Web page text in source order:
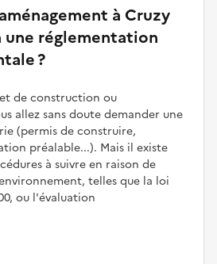
à Cruzy
une réglementation
?
de construction ou
allez sans doute demander une
(permis de construire,
préalable...). Mais il existe
à suivre en raison de
telles que la loi
ou l'évaluation